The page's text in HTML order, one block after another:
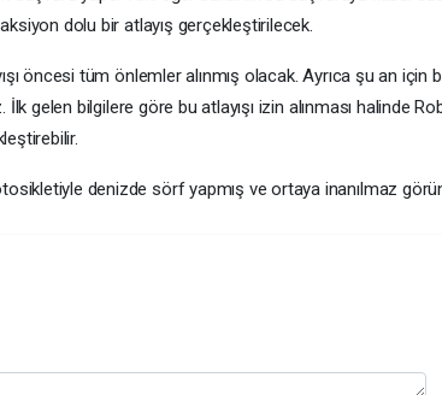
dolu bir atlayış gerçekleştirilecek.
öncesi tüm önlemler alınmış olacak. Ayrıca şu an için
gelen bilgilere göre bu atlayışı izin alınması halinde
denizde sörf yapmış ve ortaya inanılmaz